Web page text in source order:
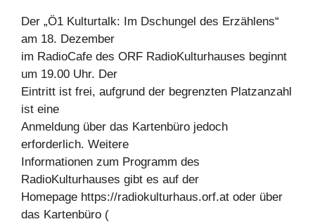
Der „Ö1 Kulturtalk: Im Dschungel des Erzählens“
am 18. Dezember
im RadioCafe des ORF RadioKulturhauses beginnt
um 19.00 Uhr. Der
Eintritt ist frei, aufgrund der begrenzten Platzanzahl
ist eine
Anmeldung über das Kartenbüro jedoch
erforderlich. Weitere
Informationen zum Programm des
RadioKulturhauses gibt es auf der
Homepage https://radiokulturhaus.orf.at oder über
das Kartenbüro (